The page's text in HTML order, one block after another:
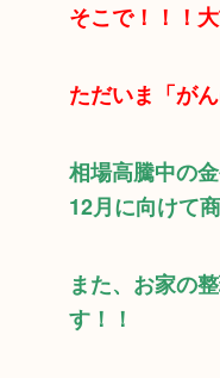
そこで！！！
ただいま「が
相場高騰中の
12月に向けて
また、お家の
す！！